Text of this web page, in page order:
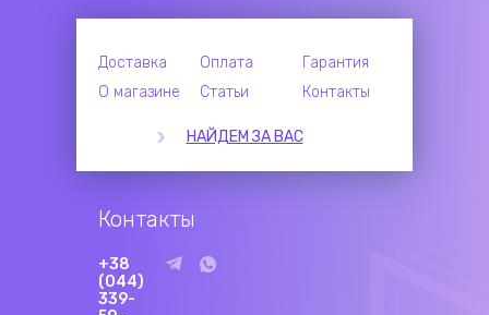
Доставка Оплата
Гарантия
О магазине
Статьи Контакты
НАЙДЕМ ЗА ВАС
Контакты
+38
(044)
339-